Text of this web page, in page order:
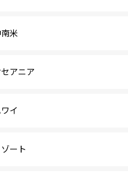
米
アニア
イ
ート